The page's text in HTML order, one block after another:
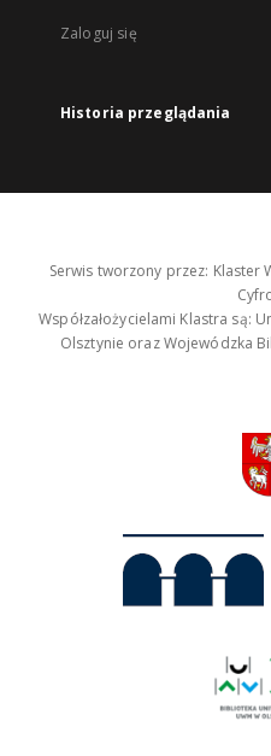
Zaloguj się
Historia przeglądania
Serwis tworzony przez: Klaster
Współzałożycielami Klastra są:
Olsztynie oraz Wojewódzka